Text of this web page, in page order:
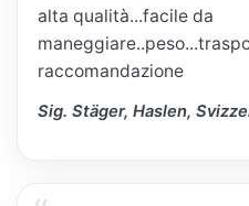
alta qualità...facile da
raccomandazione
Sig. Stäger, Haslen,